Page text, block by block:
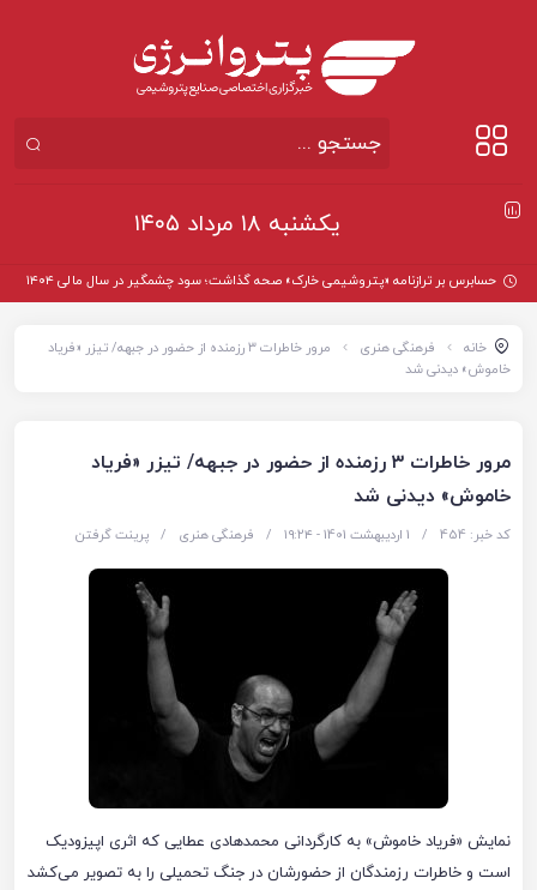
یکشنبه ۱۸ مرداد ۱۴۰۵
حسابرس بر ترازنامه «پتروشیمی خارک» صحه گذاشت؛ سود چشمگیر در سال مالی ۱۴۰۴
خانه فرهنگی هنری
مرور خاطرات ۳ رزمنده از حضور در جبهه/ تیزر «فریاد
خاموش» دیدنی شد
مرور خاطرات ۳ رزمنده از حضور در جبهه/ تیزر «فریاد
خاموش» دیدنی شد
کد خبر: 454 / 1 اردیبهشت 1401 - ۱۹:۲۴ / فرهنگی هنری / پرینت گرفتن
نمایش «فریاد خاموش» به کارگردانی محمدهادی عطایی که اثری اپیزودیک
است و خاطرات رزمندگان از حضورشان در جنگ تحمیلی را به تصویر می‌کشد